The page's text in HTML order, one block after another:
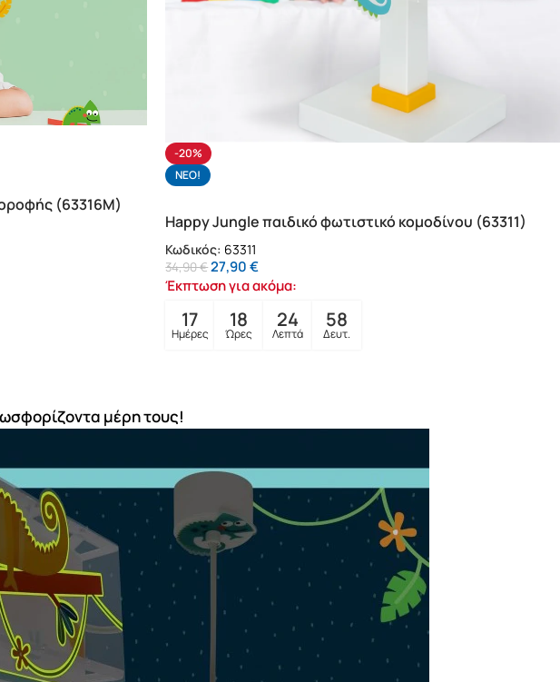
(63316M)
-20%
NΕΟ!
Happy Jungle παιδικό φωτιστικό κομοδίνου (63311)
Κωδικός: 63311
34,90€27,90€
Έκπτωση για ακόμα:
17
Ημέρες
18
Ώρες
24
Λεπτά
57
Δευτ.
μέρη τους!